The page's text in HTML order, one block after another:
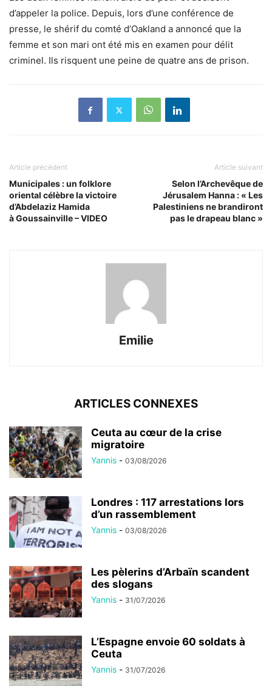
d’appeler la police. Depuis, lors d’une conférence de
presse, le shérif du comté d’Oakland a annoncé que la
femme et son mari ont été mis en examen pour délit
criminel. Ils risquent une peine de quatre ans de prison.
Article précédent
Municipales : un folklore
oriental célèbre la victoire
d’Abdelaziz Hamida
à Goussainville – VIDEO
Article suivant
Selon l’Archevêque de
Jérusalem Hanna : « Les
Palestiniens ne brandiront
pas le drapeau blanc »
Emilie
ARTICLES CONNEXES
Ceuta au cœur de la crise
migratoire
Yannis - 03/08/2026
Londres : 117 arrestations lors
d’un rassemblement
Yannis - 03/08/2026
Les pèlerins d’Arbaïn scandent
des slogans
Yannis - 31/07/2026
L’Espagne envoie 60 soldats à
Ceuta
Yannis - 31/07/2026